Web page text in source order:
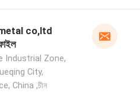
co,ltd
Industrial Zone,
City,
China ,চীন